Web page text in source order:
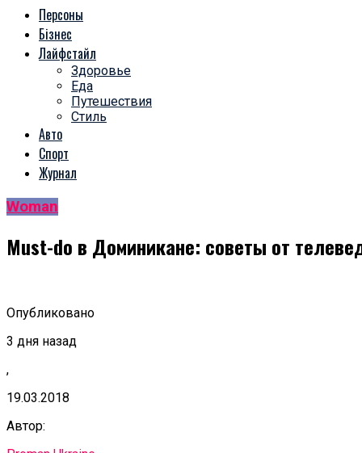
Персоны
Бізнес
Лайфстайл
Здоровье
Еда
Путешествия
Стиль
Авто
Спорт
Журнал
Woman
Must-do в Доминикане: советы от
Опубликовано
3 дня назад
,
19.03.2018
Автор: